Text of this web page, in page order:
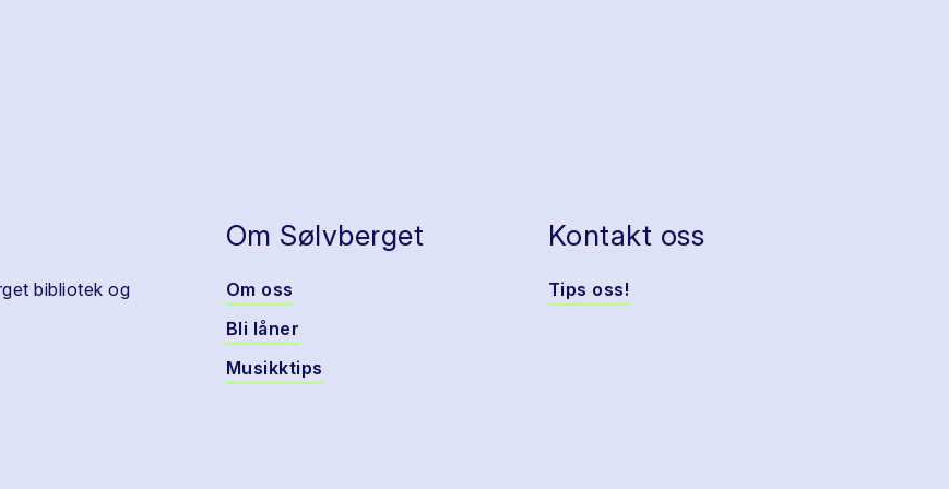
bibliotek og
Om Sølvberget
Om oss
Bli låner
Musikktips
Kontakt oss
Tips oss!